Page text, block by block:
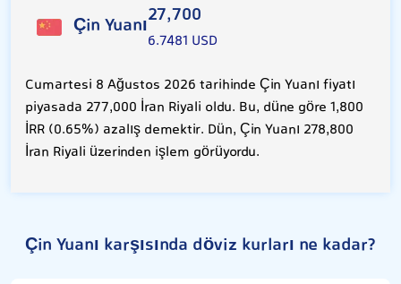
Çin Yuanı27,700
6.7481 USD
Cumartesi 8 Ağustos 2026 tarihinde Çin Yuanı fiyatı
piyasada 277,000 İran Riyali oldu. Bu, düne göre 1,800
İRR (0.65%) azalış demektir. Dün, Çin Yuanı 278,800
İran Riyali üzerinden işlem görüyordu.
Çin Yuanı karşısında döviz kurları ne kadar?